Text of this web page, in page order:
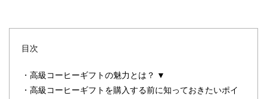
目次
・ 高級コーヒーギフトの魅力とは？ ▼
・ 高級コーヒーギフトを購入する前に知っておきたいポイ